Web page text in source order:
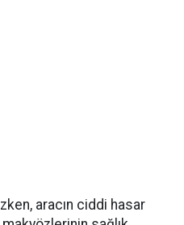
aracın ciddi hasar